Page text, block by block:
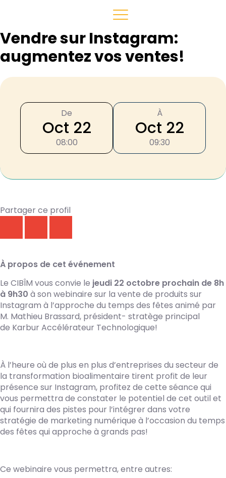
Vendre sur Instagram:
augmentez vos ventes!
De
Oct 22
08:00
À
Oct 22
09:30
Partager ce profil
À propos de cet événement
Le CIBÎM vous convie le jeudi 22 octobre prochain de 8h
à 9h30 à son webinaire sur la vente de produits sur
Instagram à l’approche du temps des fêtes animé par
M. Mathieu Brassard, président- stratège principal
de Karbur Accélérateur Technologique!
À l’heure où de plus en plus d’entreprises du secteur de
la transformation bioalimentaire tirent profit de leur
présence sur Instagram, profitez de cette séance qui
vous permettra de constater le potentiel de cet outil et
qui fournira des pistes pour l’intégrer dans votre
stratégie de marketing numérique à l’occasion du temps
des fêtes qui approche à grands pas!
Ce webinaire vous permettra, entre autres: